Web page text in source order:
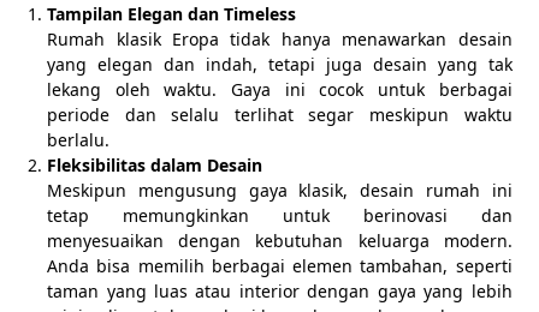
Tampilan Elegan dan Timeless
Rumah klasik Eropa tidak hanya menawarkan desain
yang elegan dan indah, tetapi juga desain yang tak
lekang oleh waktu. Gaya ini cocok untuk berbagai
periode dan selalu terlihat segar meskipun waktu
berlalu.
Fleksibilitas dalam Desain
Meskipun mengusung gaya klasik, desain rumah ini
tetap memungkinkan untuk berinovasi dan
menyesuaikan dengan kebutuhan keluarga modern.
Anda bisa memilih berbagai elemen tambahan, seperti
taman yang luas atau interior dengan gaya yang lebih